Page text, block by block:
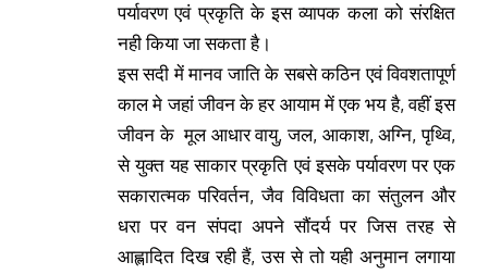
पर्यावरण एवं प्रकृति के इस व्यापक कला को संरक्षित
नही किया जा सकता है।
इस सदी में मानव जाति के सबसे कठिन एवं विवशतापूर्ण
काल मे जहां जीवन के हर आयाम में एक भय है, वहीं इस
जीवन के मूल आधार वायु, जल, आकाश, अग्नि, पृथ्वि,
से युक्त यह साकार प्रकृति एवं इसके पर्यावरण पर एक
सकारात्मक परिवर्तन, जैव विविधता का संतुलन और
धरा पर वन संपदा अपने सौंदर्य पर जिस तरह से
आह्लादित दिख रही हैं, उस से तो यही अनुमान लगाया